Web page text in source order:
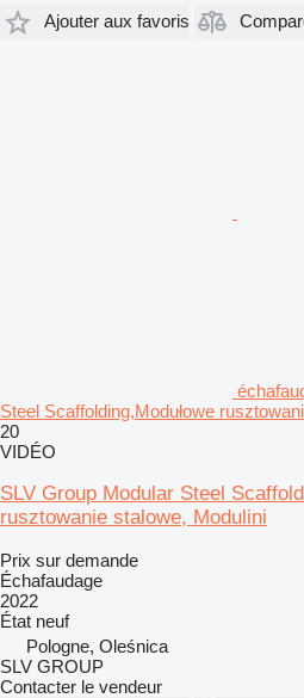
Ajouter aux favoris
Steel Scaffolding,Modułowe
20
VIDÉO
SLV Group Modular Steel
rusztowanie stalowe, Modulini
Prix sur demande
Échafaudage
2022
État neuf
Pologne, Oleśnica
SLV GROUP
Contacter le vendeur